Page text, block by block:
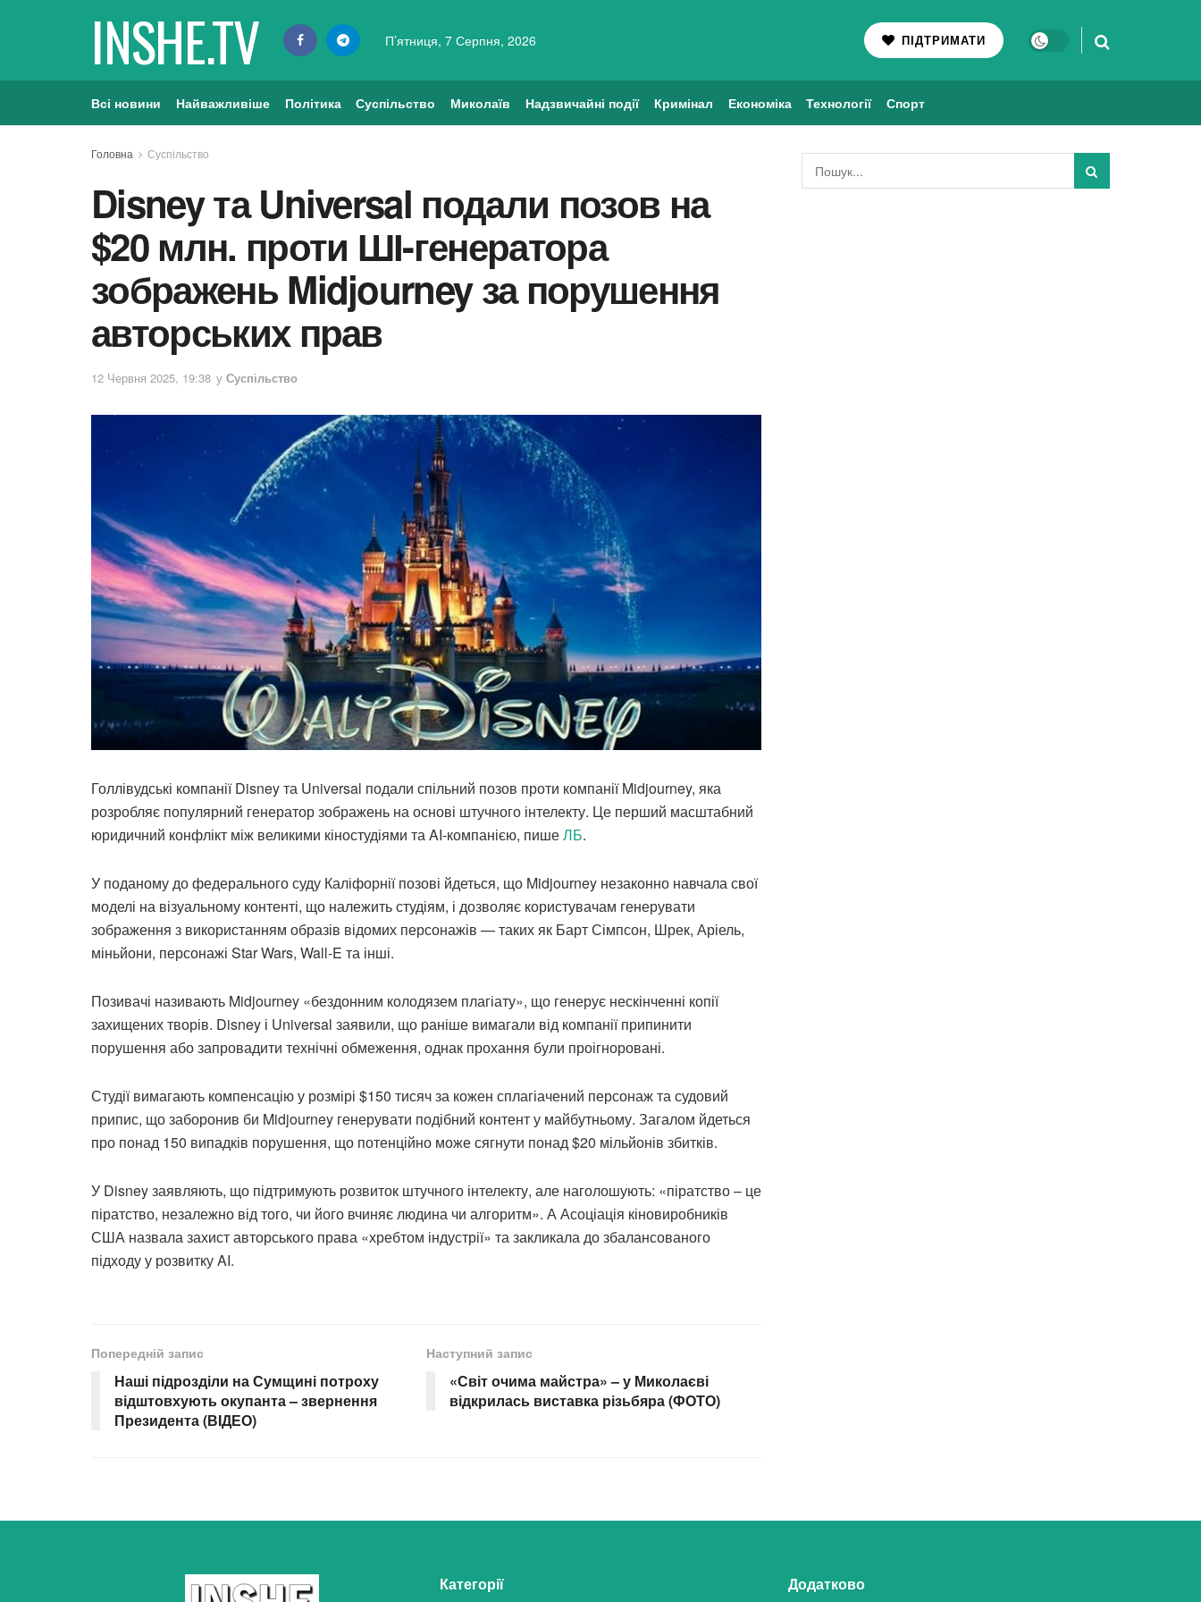
INSHE.TV П’ятниця, 7 Серпня, 2026 ПІДТРИМАТИ
Всі новини Найважливіше Політика Суспільство Миколаїв Надзвичайні події Кримінал Економіка Технології Спорт
Головна Суспільство
Disney та Universal подали позов на
$20 млн. проти ШІ-генератора
зображень Midjourney за порушення
авторських прав
12 Червня 2025, 19:38 у Суспільство
Голлівудські компанії Disney та Universal подали спільний позов проти компанії Midjourney, яка
розробляє популярний генератор зображень на основі штучного інтелекту. Це перший масштабний
юридичний конфлікт між великими кіностудіями та AI-компанією, пишеЛБ.
У поданому до федерального суду Каліфорнії позові йдеться, що Midjourney незаконно навчала свої
моделі на візуальному контенті, що належить студіям, і дозволяє користувачам генерувати
зображення з використанням образів відомих персонажів — таких як Барт Сімпсон, Шрек, Аріель,
міньйони, персонажі Star Wars, Wall-E та інші.
Позивачі називають Midjourney «бездонним колодязем плагіату», що генерує нескінченні копії
захищених творів. Disney і Universal заявили, що раніше вимагали від компанії припинити
порушення або запровадити технічні обмеження, однак прохання були проігноровані.
Студії вимагають компенсацію у розмірі $150 тисяч за кожен сплагіачений персонаж та судовий
припис, що заборонив би Midjourney генерувати подібний контент у майбутньому. Загалом йдеться
про понад 150 випадків порушення, що потенційно може сягнути понад $20 мільйонів збитків.
У Disney заявляють, що підтримують розвиток штучного інтелекту, але наголошують: «піратство – це
піратство, незалежно від того, чи його вчиняє людина чи алгоритм». А Асоціація кіновиробників
США назвала захист авторського права «хребтом індустрії» та закликала до збалансованого
підходу у розвитку AI.
Попередній запис
Наші підрозділи на Сумщині потроху
відштовхують окупанта – звернення
Президента (ВIДЕО)
Наступний запис
«Світ очима майстра» – у Миколаєві
відкрилась виставка різьбяра (ФОТО)
Категорії Додатково